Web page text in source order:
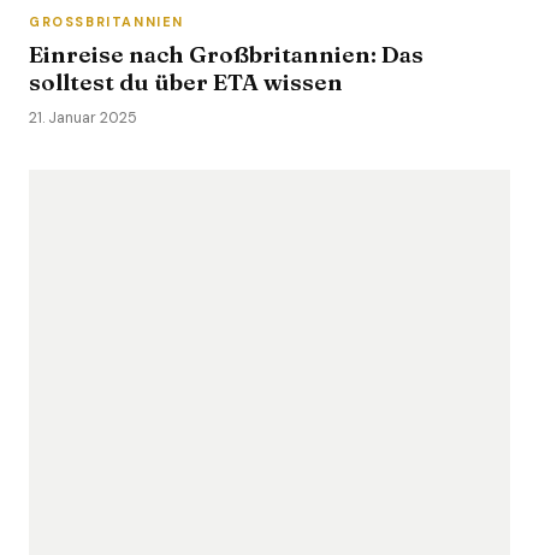
GROSSBRITANNIEN
Einreise nach Großbritannien: Das
solltest du über ETA wissen
21. Januar 2025